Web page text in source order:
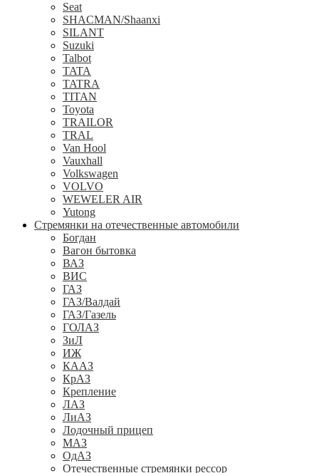
Seat
SHACMAN/Shaanxi
SILANT
Suzuki
Talbot
TATA
TATRA
TITAN
Toyota
TRAILOR
TRAL
Van Hool
Vauxhall
Volkswagen
VOLVO
WEWELER AIR
Yutong
Стремянки на отечественные автомобили
Богдан
Вагон бытовка
ВАЗ
ВИС
ГАЗ
ГАЗ/Валдай
ГАЗ/Газель
ГОЛАЗ
ЗиЛ
ИЖ
КААЗ
КрАЗ
Крепление
ЛАЗ
ЛиАЗ
Лодочный прицеп
МАЗ
ОдАЗ
Отечественные стремянки рессор